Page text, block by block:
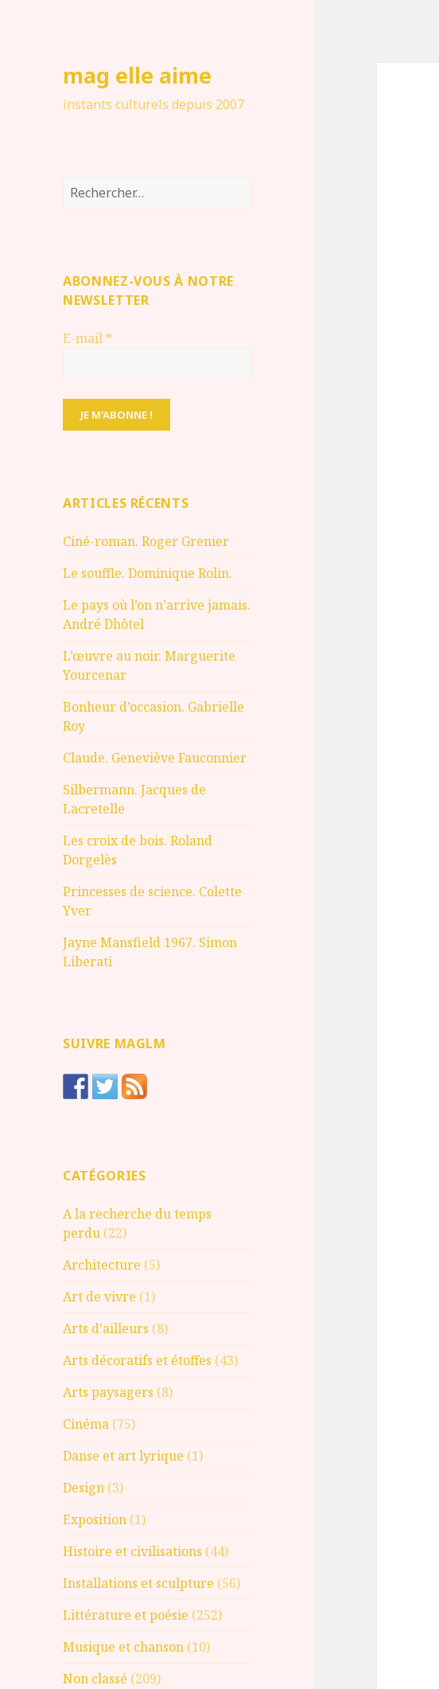
mag elle aime
instants culturels depuis 2007
Rechercher :
ABONNEZ-VOUS À NOTRE
NEWSLETTER
E-mail *
ARTICLES RÉCENTS
Ciné-roman. Roger Grenier
Le souffle. Dominique Rolin.
Le pays où l’on n’arrive jamais.
André Dhôtel
L’œuvre au noir. Marguerite
Yourcenar
Bonheur d’occasion. Gabrielle
Roy
Claude. Geneviève Fauconnier
Silbermann. Jacques de
Lacretelle
Les croix de bois. Roland
Dorgelès
Princesses de science. Colette
Yver
Jayne Mansfield 1967. Simon
Liberati
SUIVRE MAGLM
CATÉGORIES
A la recherche du temps
perdu (22)
Architecture (5)
Art de vivre (1)
Arts d'ailleurs (8)
Arts décoratifs et étoffes (43)
Arts paysagers (8)
Cinéma (75)
Danse et art lyrique (1)
Design (3)
Exposition (1)
Histoire et civilisations (44)
Installations et sculpture (56)
Littérature et poésie (252)
Musique et chanson (10)
Non classé (209)